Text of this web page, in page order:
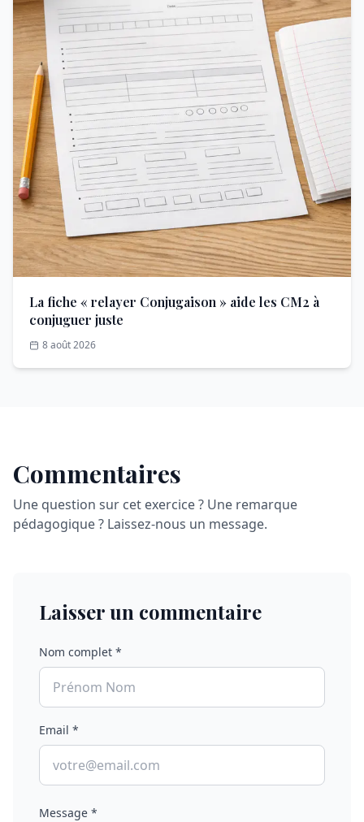
La fiche « relayer Conjugaison » aide les CM2 à
conjuguer juste
8 août 2026
Commentaires
Une question sur cet exercice ? Une remarque
pédagogique ? Laissez-nous un message.
Laisser un commentaire
Nom complet *
Email *
Message *